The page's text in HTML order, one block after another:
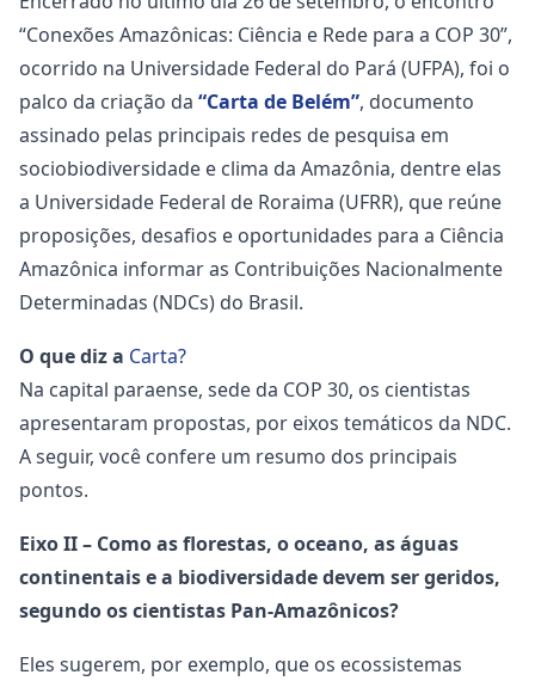
“Conexões Amazônicas: Ciência e Rede para a COP 30”,
ocorrido na Universidade Federal do Pará (UFPA), foi o
palco da criação da “Carta de Belém”, documento
assinado pelas principais redes de pesquisa em
sociobiodiversidade e clima da Amazônia, dentre elas
a Universidade Federal de Roraima (UFRR), que reúne
proposições, desafios e oportunidades para a Ciência
Amazônica informar as Contribuições Nacionalmente
Determinadas (NDCs) do Brasil.
O que diz a Carta?
Na capital paraense, sede da COP 30, os cientistas
apresentaram propostas, por eixos temáticos da NDC.
A seguir, você confere um resumo dos principais
pontos.
Eixo II – Como as florestas, o oceano, as águas
continentais e a biodiversidade devem ser geridos,
segundo os cientistas Pan-Amazônicos?
Eles sugerem, por exemplo, que os ecossistemas